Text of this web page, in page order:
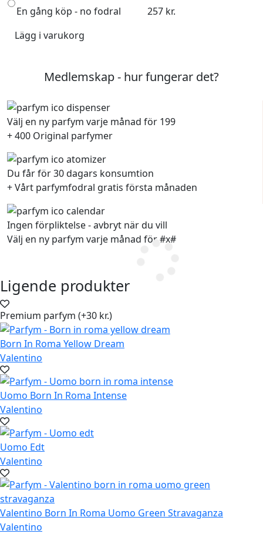
En gång köp - no fodral
257 kr.
Lägg i varukorg
Medlemskap - hur fungerar det?
Välj en ny parfym varje månad för 199
+ 400 Original parfymer
Du får för 30 dagars konsumtion
+ Vårt parfymfodral gratis första månaden
Ingen förpliktelse - avbryt när du vill
Välj en ny parfym varje månad för #x#
Ligende produkter
Premium parfym (+30 kr.)
Born In Roma Yellow Dream
Valentino
Uomo Born In Roma Intense
Valentino
Uomo Edt
Valentino
Valentino Born In Roma Uomo Green Stravaganza
Valentino